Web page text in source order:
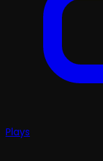
Plays